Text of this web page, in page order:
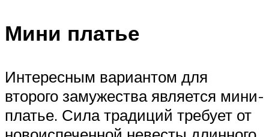
Мини платье
Интересным вариантом для
второго замужества является мини-
платье. Сила традиций требует от